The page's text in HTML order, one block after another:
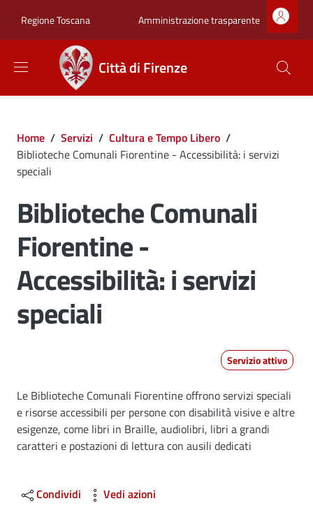
Regione Toscana Zona superiore
Amministrazione trasparente
Città di Firenze
Briciole di pane
Home / Servizi / Cultura e Tempo Libero /
Biblioteche Comunali Fiorentine - Accessibilità: i servizi
speciali
Biblioteche Comunali
Fiorentine -
Accessibilità: i servizi
speciali
Servizio attivo
Dettagli
Le Biblioteche Comunali Fiorentine offrono servizi speciali
e risorse accessibili per persone con disabilità visive e altre
esigenze, come libri in Braille, audiolibri, libri a grandi
caratteri e postazioni di lettura con ausili dedicati
Condividi Vedi azioni